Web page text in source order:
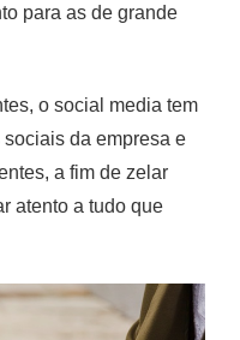
para as de grande
o social media tem
da empresa e
a fim de zelar
atento a tudo que